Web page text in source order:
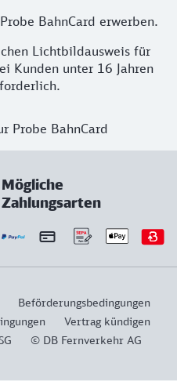
BahnCard erwerben.
Lichtbildausweis für
Kunden unter 16 Jahren
Probe BahnCard
Mögliche
Zahlungsarten
Beförderungsbedingungen
Vertrag kündigen
© DB Fernverkehr AG